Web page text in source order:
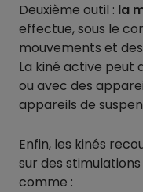
Deuxième outil : la
effectue, sous le
mouvements et
La kiné active peut
ou avec des
appareils de
Enfin, les kinés
sur des
comme :